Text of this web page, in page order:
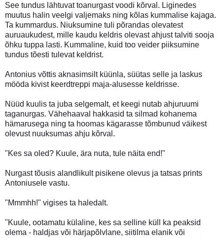
See tundus lähtuvat toanurgast voodi kõrval. Liginedes
muutus halin veelgi valjemaks ning kõlas kummalise kajaga.
Ta kummardus. Niuksumine tuli põrandas olevatest
auruaukudest, mille kaudu keldris olevast ahjust talviti sooja
õhku tuppa lasti. Kummaline, kuid too veider piiksumine
tundus tõesti tulevat keldrist.
Antonius võttis aknasimsilt küünla, süütas selle ja laskus
mööda kivist keerdtreppi maja-alusesse keldrisse.
Nüüd kuulis ta juba selgemalt, et keegi nutab ahjuruumi
taganurgas. Vähehaaval hakkasid ta silmad kohanema
hämarusega ning ta hoomas kägarasse tõmbunud väikest
olevust nuuksumas ahju kõrval.
"Kes sa oled? Kuule, ära nuta, tule näita end!"
Nurgast tõusis alandlikult pisikene olevus ja tatsas prints
Antoniusele vastu.
"Mmmhh!" vigises ta haledalt.
"Kuule, ootamatu külaline, kes sa selline küll ka peaksid
olema - haldjas või härjapõlvlane, siitilma elanik või